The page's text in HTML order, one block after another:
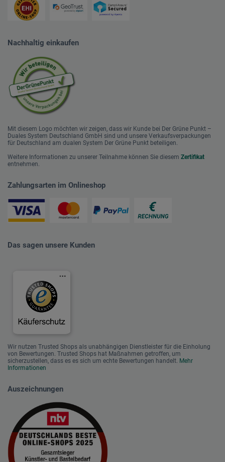
Nachhaltig einkaufen
Mit diesem Logo möchten wir zeigen, dass wir Kunde bei Der Grüne Punkt –
Duales System Deutschland GmbH sind und unsere Verkaufsverpackungen
für Deutschland am dualen System Der Grüne Punkt beteiligen.
Weitere Informationen zu unserer Teilnahme können Sie diesem Zertifikat
entnehmen.
Zahlungsarten im Onlineshop
Das sagen unsere Kunden
Wir nutzen Trusted Shops als unabhängigen Dienstleister für die Einholung
von Bewertungen. Trusted Shops hat Maßnahmen getroffen, um
sicherzustellen, dass es es sich um echte Bewertungen handelt. Mehr
Informationen
Auszeichnungen